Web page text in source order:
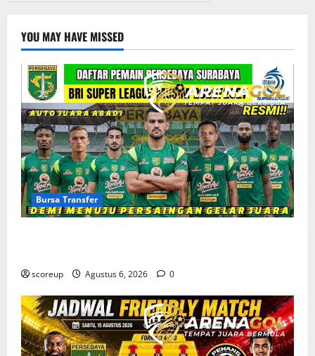
YOU MAY HAVE MISSED
Bursa Transfer
scoreup Agustus 6, 2026 0